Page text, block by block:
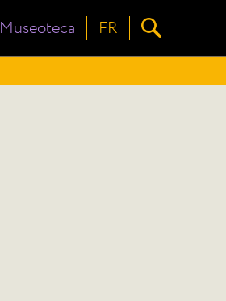
Museoteca FR